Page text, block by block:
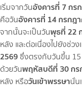
เริ่มจากวันอังคารที่ 7 กร
คือวันอังคารที่ 14 กรกฎ
จากนั้นจะเป็นวันพุธที่ 22
หลัง และต่อเนื่องไปยังช่
2569ซึ่งตรงกับวันขึ้น 15
ด้วยวันพฤหัสบดีที่ 30 กร
หลัง หรือวันเข้าพรรษานั่น